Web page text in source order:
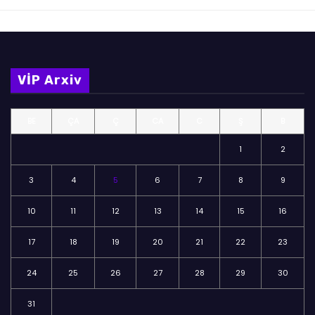
VİP Arxiv
1 2
3 4 5 6 7 8 9
10 11 12 13 14 15 16
17 18 19 20 21 22 23
24 25 26 27 28 29 30
31